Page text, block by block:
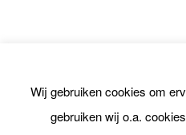
Wij gebruiken cookies om
gebruiken wij o.a.